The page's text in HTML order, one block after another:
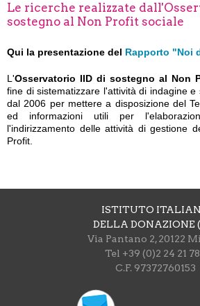
Le ricerche realizzate
sostegno al Non Profit sociale
Qui la presentazione del Rapporto "Noi
L'Osservatorio IID di sostegno al Non
fine di sistematizzare l'attività di indagine
dal 2006 per mettere a disposizione del
ed informazioni utili per
l'indirizzamento delle attività di gestione
Profit.
ISTITUTO
DELLA DONAZIONE
Via Pantano 2, 20122
Tel +39 (0)2 24 21
C.F. 97372760153